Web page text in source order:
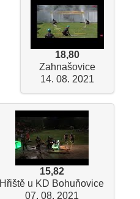
18,80
Zahnašovice
14. 08. 2021
15,82
Hřiště u KD Bohuňovice
07. 08. 2021